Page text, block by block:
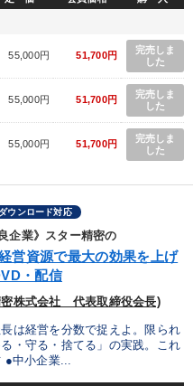
55,000円 51,700円
完売しま
した
55,000円 51,700円
完売しま
した
55,000円 51,700円
完売しま
した
ダウンロード対応
企業》スター精密の
営資源で最大の効果を上げ
・配信
株式会社 代表取締役会長)
は経営を分数で捉えよ。限られ
・守る・捨てる」の実践。これ
●中小企業...